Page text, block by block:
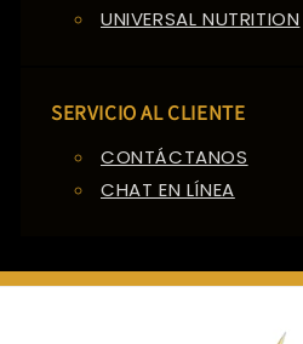
UNIVERSAL NUTRITION
SERVICIO AL CLIENTE
CONTÁCTANOS
CHAT EN LÍNEA